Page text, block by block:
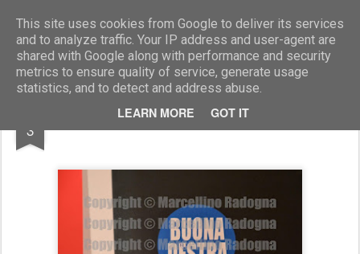
This site uses cookies from Google to deliver its services
and to analyze traffic. Your IP address and user-agent are
shared with Google along with performance and security
metrics to ensure quality of service, generate usage
statistics, and to detect and address abuse.
LEARN MORE GOT IT
Marcellino Radogna - Fotonotizie per la stampa
3 "Buona Destra"